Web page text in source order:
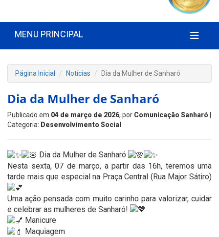
MENU PRINCIPAL
Página Inicial Notícias Dia da Mulher de Sanharó
Dia da Mulher de Sanharó
Publicado em 04 de março de 2026, por Comunicação Sanharó
Categoria: Desenvolvimento Social
Dia da Mulher de Sanharó
Nesta sexta, 07 de março, a partir das 16h, teremos uma
tarde mais que especial na Praça Central (Rua Major Sátiro)
Uma ação pensada com muito carinho para valorizar, cuidar
e celebrar as mulheres de Sanharó!
Manicure
Maquiagem